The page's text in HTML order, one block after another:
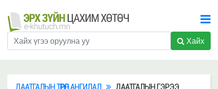
Хайх
ДААТГАЛЫН ТӨРӨЛ АНГИЛАЛ ДААТГАЛЫН ГЭРЭЭ